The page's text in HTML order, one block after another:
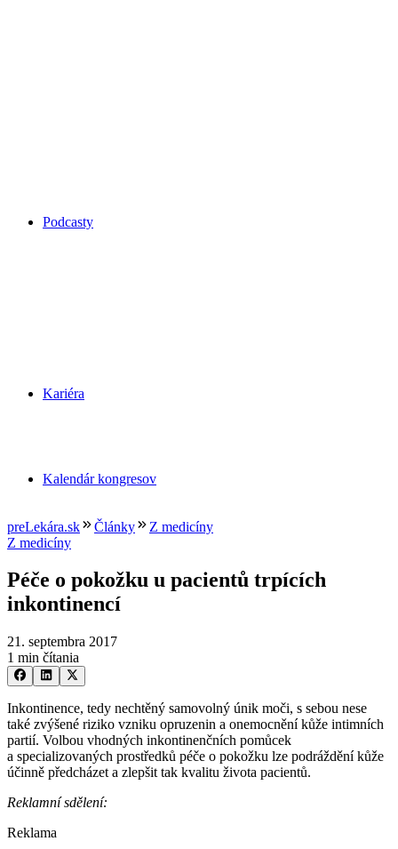
Podcasty
Kariéra
Kalendár kongresov
preLekára.sk Články
Z medicíny
Z medicíny
Péče o pokožku u pacientů trpících
inkontinencí
21. septembra 2017
1 min čítania
Inkontinence, tedy nechtěný samovolný únik moči, s sebou nese
také zvýšené riziko vzniku opruzenin a onemocnění kůže intimních
partií. Volbou vhodných inkontinenčních pomůcek
a specializovaných prostředků péče o pokožku lze podráždění kůže
účinně předcházet a zlepšit tak kvalitu života pacientů.
Reklamní sdělení:
Reklama